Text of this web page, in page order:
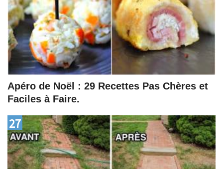
Apéro de Noël : 29 Recettes Pas Chères et
Faciles à Faire.
27